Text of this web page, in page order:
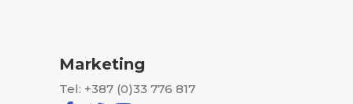
Marketing
Tel: +387 (0)33 776 817